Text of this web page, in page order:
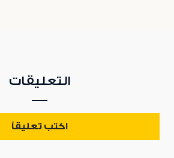
التعليقات
اكتب تعليقاً